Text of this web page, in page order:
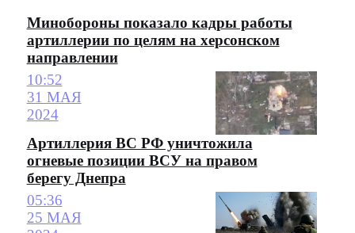
Минобороны показало кадры работы
артиллерии по целям на херсонском
направлении
10:52
31 МАЯ
2024
Артиллерия ВС РФ уничтожила
огневые позиции ВСУ на правом
берегу Днепра
05:36
25 МАЯ